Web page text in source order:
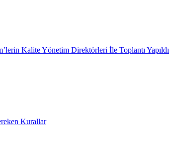
Kalite Yönetim Direktörleri İle Toplantı Yapıldı
Kurallar